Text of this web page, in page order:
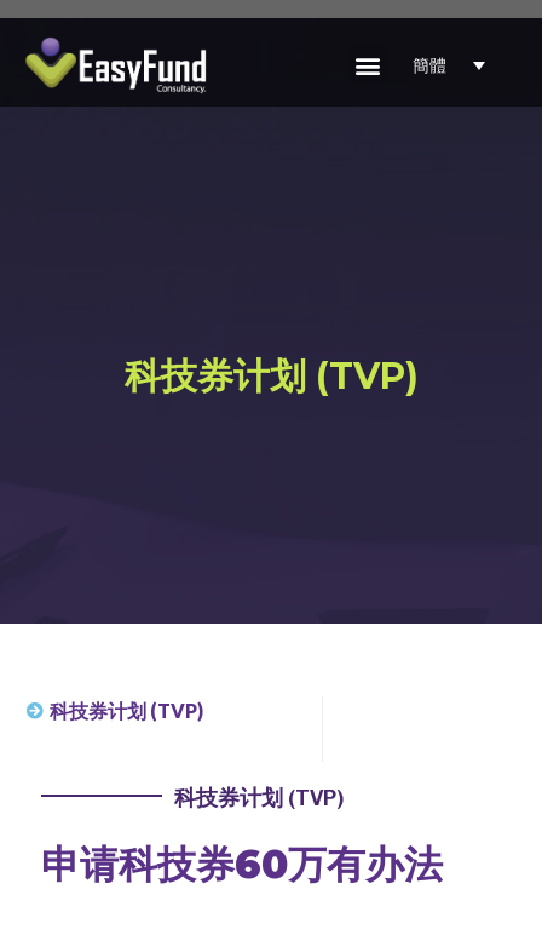
簡體
科技券计划 (TVP)​
科技券计划 (TVP)​
科技券计划 (TVP)
申请科技券60万有办法